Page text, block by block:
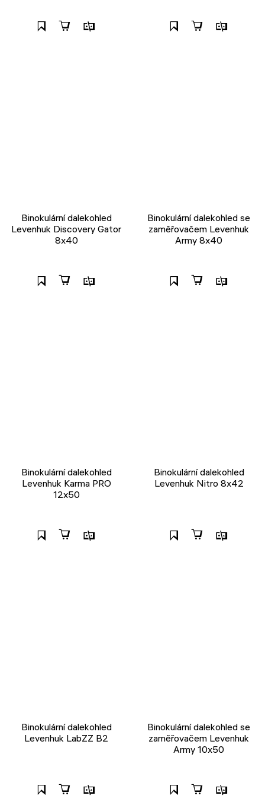
Binokulární dalekohled
Levenhuk Discovery Gator
8x40
Binokulární dalekohled se
zaměřovačem Levenhuk
Army 8x40
Binokulární dalekohled
Levenhuk Karma PRO
12x50
Binokulární dalekohled
Levenhuk Nitro 8x42
Binokulární dalekohled
Levenhuk LabZZ B2
Binokulární dalekohled se
zaměřovačem Levenhuk
Army 10x50